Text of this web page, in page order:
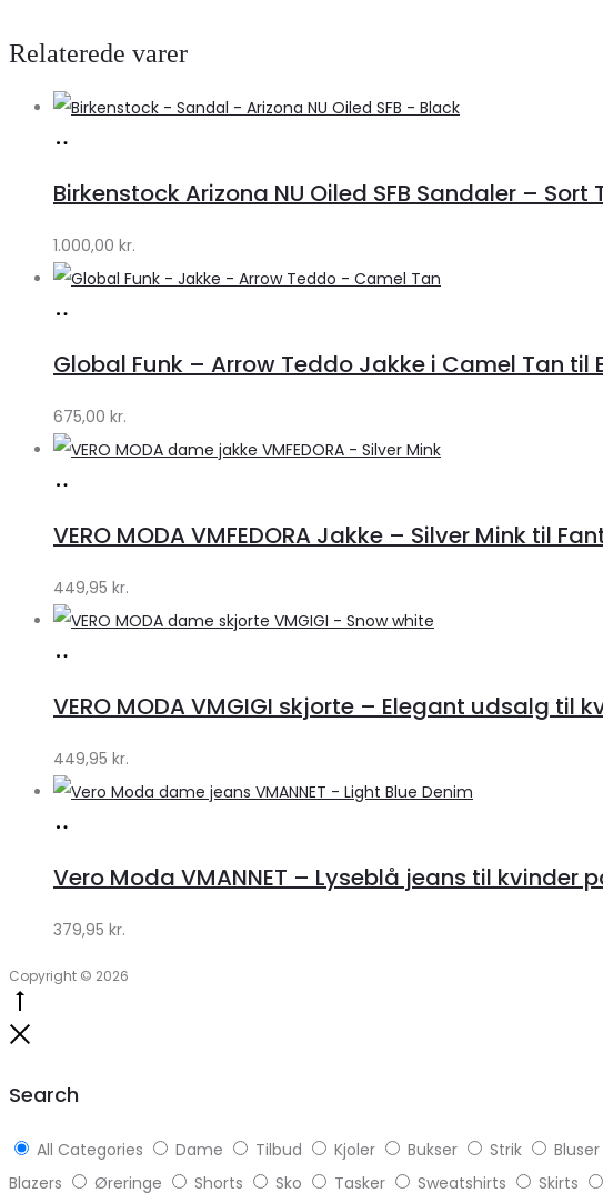
Relaterede varer
Lykke
by
Lykke
Birkenstock Arizona NU Oiled SFB Sandaler – Sort
1.000,00 kr.
Lykke
by
Lykke
Global Funk – Arrow Teddo Jakke i Camel Tan til
675,00 kr.
Klædeskabet.dk
VERO MODA VMFEDORA Jakke – Silver Mink til
449,95 kr.
Klædeskabet.dk
VERO MODA VMGIGI skjorte – Elegant udsalg til
449,95 kr.
Klædeskabet.dk
Vero Moda VMANNET – Lyseblå jeans til kvinder
379,95 kr.
Copyright © 2026
Search
All Categories Dame Tilbud Kjoler Bukser Strik Bluser
Blazers
Øreringe Shorts Sko Tasker Sweatshirts Skirts